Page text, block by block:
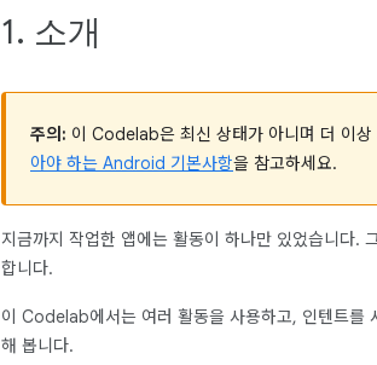
1. 소개
주의: 이 Codelab은 최신 상태가 아니며 더 이
아야 하는 Android 기본사항을 참고하세요.
지금까지 작업한 앱에는 활동이 하나만 있었습니다.
합니다.
이 Codelab에서는 여러 활동을 사용하고, 인텐트를
해 봅니다.